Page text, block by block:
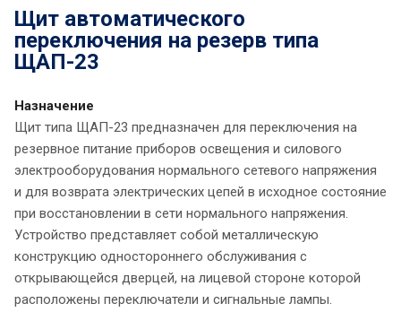
Щит автоматического
переключения на резерв типа
ЩАП-23
Назначение
Щит типа ЩАП-23 предназначен для переключения на
резервное питание приборов освещения и силового
электрооборудования нормального сетевого напряжения
и для возврата электрических цепей в исходное состояние
при восстановлении в сети нормального напряжения.
Устройство представляет собой металлическую
конструкцию одностороннего обслуживания с
открывающейся дверцей, на лицевой стороне которой
расположены переключатели и сигнальные лампы.